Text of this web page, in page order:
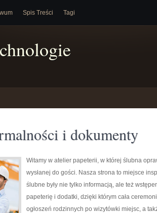
Spis Treści Tagi
i dokumenty
Witamy w atelier papeterii, w której ślubna
wysłanej do gości. Nasza strona to miejsce
ślubne były nie tylko informacją, ale też
papeterię i dodatki, dzięki którym cała
ogłoszeń rodzinnych po wizytówki miejsc, a